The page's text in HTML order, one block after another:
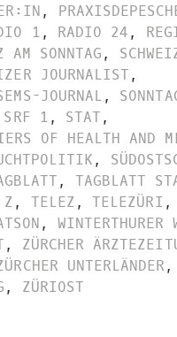
,
1, RADIO 24,
AM SONNTAG,
JOURNALIST,
JOURNAL,
SRF 1, STAT,
OF HEALTH AND
,
, TAGBLATT
, TELEZ, TELEZÜRI ,
, WINTERTHURER
, ZÜRCHER
UNTERLÄNDER,
, ZÜRIOST